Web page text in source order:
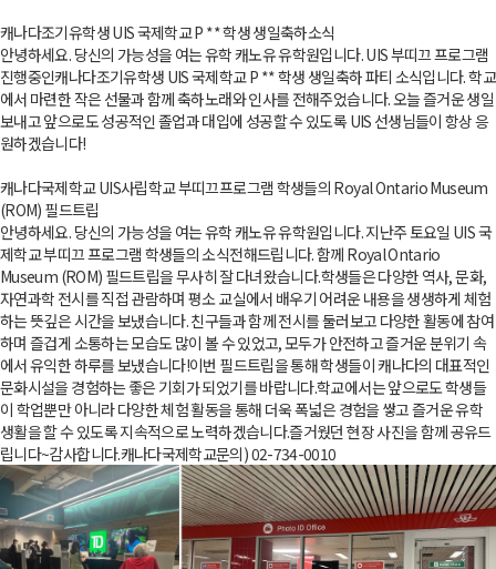
캐나다조기유학생 UIS 국제학교 P ** 학생 생일축하소식
안녕하세요. 당신의 가능성을 여는 유학 캐노유 유학원입니다. UIS 부띠끄 프로그램
진행중인캐나다조기유학생 UIS 국제학교 P ** 학생 생일축하 파티 소식입니다. 학교
에서 마련한 작은 선물과 함께 축하노래와 인사를 전해주었습니다. 오늘 즐거운 생일
보내고 앞으로도 성공적인 졸업과 대입에 성공할 수 있도록 UIS 선생님들이 항상 응
원하겠습니다!
캐나다국제학교 UIS사립학교 부띠끄프로그램 학생들의 Royal Ontario Museum
(ROM) 필드트립
안녕하세요. 당신의 가능성을 여는 유학 캐노유 유학원입니다. 지난주 토요일 UIS 국
제학교 부띠끄 프로그램 학생들의 소식전해드립니다. 함께 Royal Ontario
Museum (ROM) 필드트립을 무사히 잘 다녀왔습니다.학생들은 다양한 역사, 문화,
자연과학 전시를 직접 관람하며 평소 교실에서 배우기 어려운 내용을 생생하게 체험
하는 뜻깊은 시간을 보냈습니다. 친구들과 함께 전시를 둘러보고 다양한 활동에 참여
하며 즐겁게 소통하는 모습도 많이 볼 수 있었고, 모두가 안전하고 즐거운 분위기 속
에서 유익한 하루를 보냈습니다!이번 필드트립을 통해 학생들이 캐나다의 대표적인
문화시설을 경험하는 좋은 기회가 되었기를 바랍니다.학교에서는 앞으로도 학생들
이 학업뿐만 아니라 다양한 체험 활동을 통해 더욱 폭넓은 경험을 쌓고 즐거운 유학
생활을 할 수 있도록 지속적으로 노력하겠습니다.즐거웠던 현장 사진을 함께 공유드
립니다~감사합니다.캐나다국제학교문의) 02-734-0010